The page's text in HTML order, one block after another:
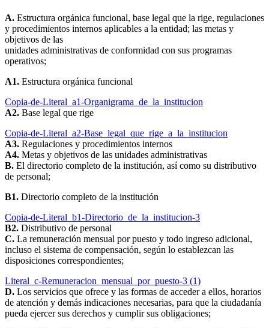
A. Estructura orgánica funcional, base legal que la rige, regulaciones
y procedimientos internos aplicables a la entidad; las metas y
objetivos de las
unidades administrativas de conformidad con sus programas
operativos;
A1. Estructura orgánica funcional
Copia-de-Literal_a1-Organigrama_de_la_institucion
A2. Base legal que rige
Copia-de-Literal_a2-Base_legal_que_rige_a_la_institucion
A3. Regulaciones y procedimientos internos
A4. Metas y objetivos de las unidades administrativas
B. El directorio completo de la institución, así como su distributivo
de personal;
B1. Directorio completo de la institución
Copia-de-Literal_b1-Directorio_de_la_institucion-3
B2. Distributivo de personal
C. La remuneración mensual por puesto y todo ingreso adicional,
incluso el sistema de compensación, según lo establezcan las
disposiciones correspondientes;
Literal_c-Remuneracion_mensual_por_puesto-3 (1)
D. Los servicios que ofrece y las formas de acceder a ellos, horarios
de atención y demás indicaciones necesarias, para que la ciudadanía
pueda ejercer sus derechos y cumplir sus obligaciones;